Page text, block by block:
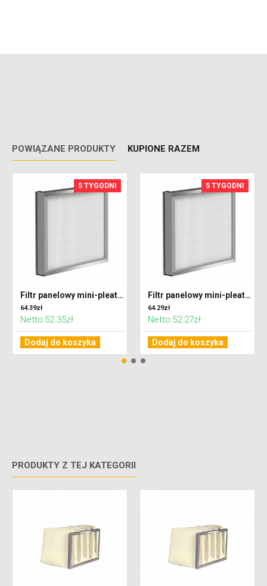
POWIĄZANE PRODUKTY KUPIONE RAZEM
5 TYGODNI
Filtr panelowy mini-pleat 462 x 383 x 48 klasa M5 (ePM10)
64.39zł
Netto:52.35zł
Dodaj do koszyka
5 TYGODNI
Filtr panelowy mini-pleat 527 x 320 x 48 klasa M5 (ePM10)
64.29zł
Netto:52.27zł
Dodaj do koszyka
PRODUKTY Z TEJ KATEGORII